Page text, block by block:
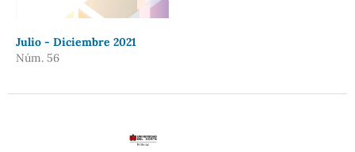
Julio - Diciembre 2021
Núm. 56